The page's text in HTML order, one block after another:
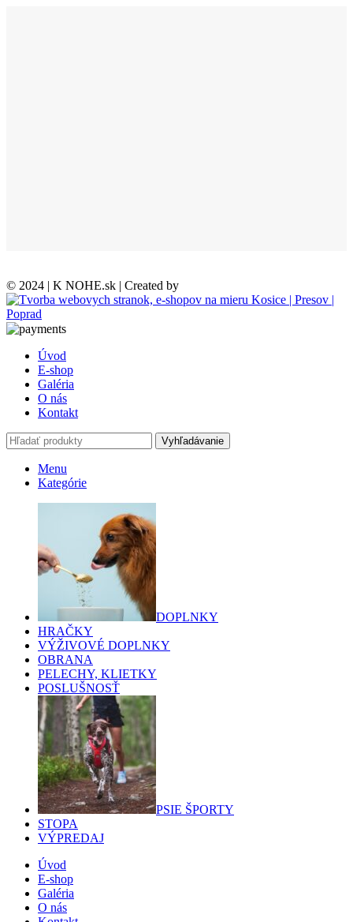
© 2024 | K NOHE.sk | Created by
Úvod
E-shop
Galéria
O nás
Kontakt
Vyhľadávanie
Menu
Kategórie
DOPLNKY
HRAČKY
VÝŽIVOVÉ DOPLNKY
OBRANA
PELECHY, KLIETKY
POSLUŠNOSŤ
PSIE ŠPORTY
STOPA
VÝPREDAJ
Úvod
E-shop
Galéria
O nás